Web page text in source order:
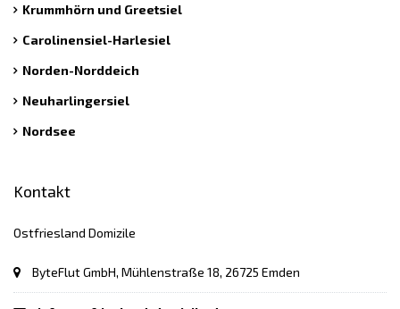
Krummhörn und Greetsiel
Carolinensiel-Harlesiel
Norden-Norddeich
Neuharlingersiel
Nordsee
Kontakt
Ostfriesland Domizile
ByteFlut GmbH, Mühlenstraße 18, 26725 Emden